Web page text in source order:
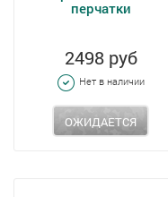
перчатки
2498 руб
Нет в наличии
ОЖИДАЕТСЯ